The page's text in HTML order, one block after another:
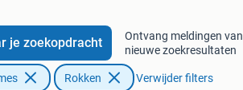
je zoekopdracht
Ontvang meldingen van
nieuwe zoekresultaten
Rokken Verwijder filters